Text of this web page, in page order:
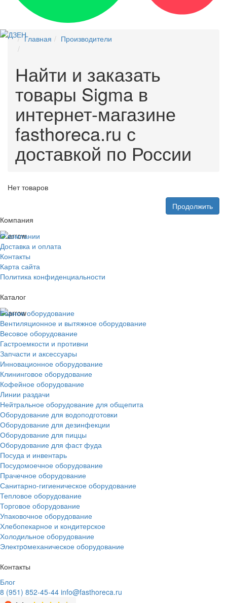
Главная Производители
Найти и заказать
товары Sigma в
интернет-магазине
fasthoreca.ru с
доставкой по России
Нет товаров
Продолжить
Компания
О компании
Доставка и оплата
Контакты
Карта сайта
Политика конфиденциальности
Каталог
Барное оборудование
Вентиляционное и вытяжное оборудование
Весовое оборудование
Гастроемкости и противни
Запчасти и аксессуары
Инновационное оборудование
Клининговое оборудование
Кофейное оборудование
Линии раздачи
Нейтральное оборудование для общепита
Оборудование для водоподготовки
Оборудование для дезинфекции
Оборудование для пиццы
Оборудование для фаст фуда
Посуда и инвентарь
Посудомоечное оборудование
Прачечное оборудование
Санитарно-гигиеническое оборудование
Тепловое оборудование
Торговое оборудование
Упаковочное оборудование
Хлебопекарное и кондитерское
Холодильное оборудование
Электрoмеханическое оборудование
Контакты
Блог
8 (951) 852-45-44 info@fasthoreca.ru